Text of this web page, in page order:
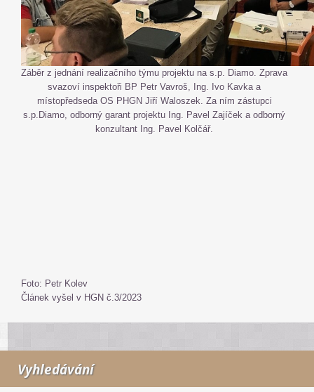
Záběr z jednání realizačního týmu projektu na s.p. Diamo. Zprava
svazoví inspektoři BP Petr Vavroš, Ing. Ivo Kavka a
místopředseda OS PHGN Jiří Waloszek. Za ním zástupci
s.p.Diamo, odborný garant projektu Ing. Pavel Zajíček a odborný
konzultant Ing. Pavel Kolčář.
Foto: Petr Kolev
Článek vyšel v HGN č.3/2023
Vyhledávání